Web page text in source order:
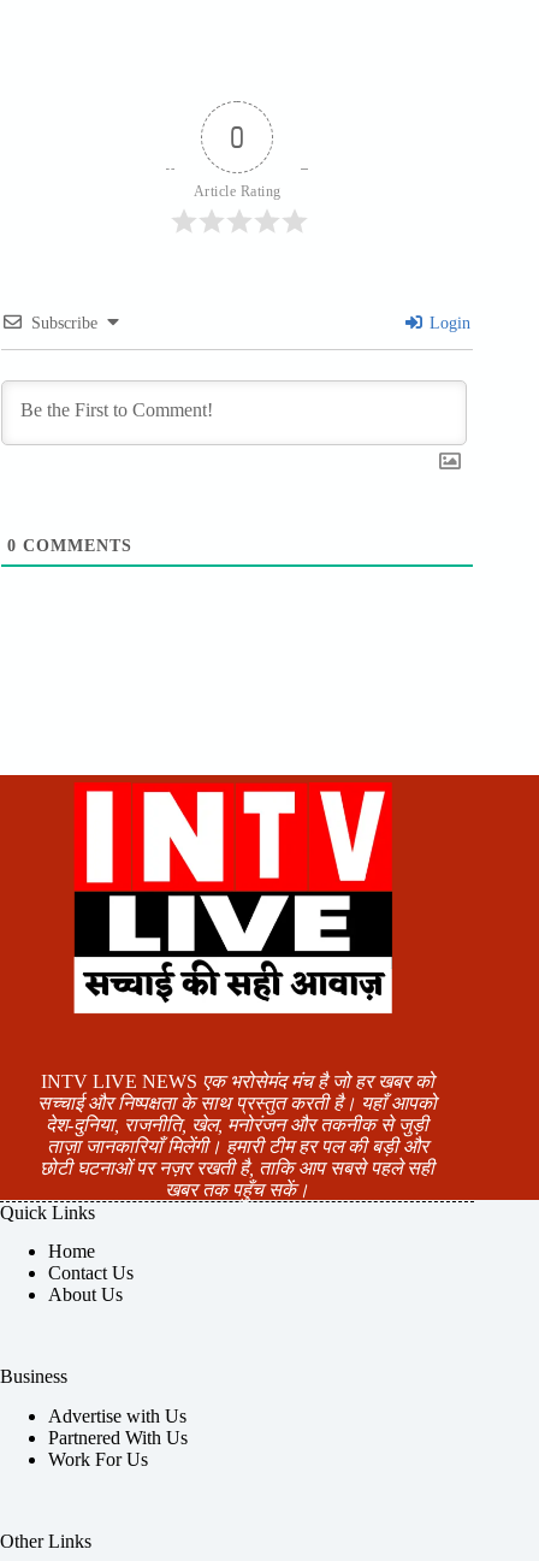
0
Article Rating
Subscribe Login
0 COMMENTS
INTV LIVE NEWS एक भरोसेमंद मंच है जो हर खबर को
सच्चाई और निष्पक्षता के साथ प्रस्तुत करती है। यहाँ आपको
देश-दुनिया, राजनीति, खेल, मनोरंजन और तकनीक से जुड़ी
ताज़ा जानकारियाँ मिलेंगी। हमारी टीम हर पल की बड़ी और
छोटी घटनाओं पर नज़र रखती है, ताकि आप सबसे पहले सही
खबर तक पहुँच सकें।
Quick Links
Home
Contact Us
About Us
Business
Advertise with Us
Partnered With Us
Work For Us
Other Links